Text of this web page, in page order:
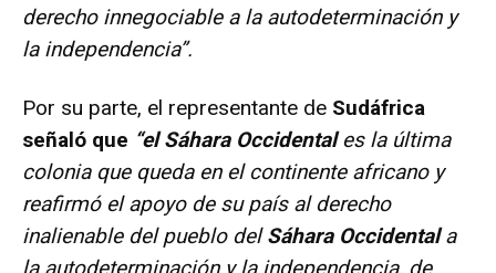
derecho innegociable a la autodeterminación y
la independencia”.
Por su parte, el representante de Sudáfrica
señaló que “el Sáhara Occidentales la última
colonia que queda en el continente africano y
reafirmó el apoyo de su país al derecho
inalienable del pueblo delSáhara Occidentala